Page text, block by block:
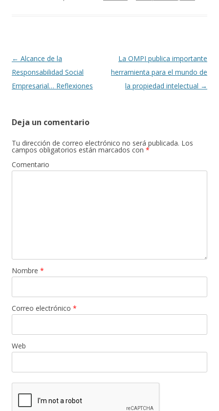
k
Navegación
de
entradas
← Alcance de la
Responsabilidad Social
Empresarial… Reflexiones
La OMPI publica importante
herramienta para el mundo de
la propiedad intelectual →
Deja un comentario
Tu dirección de correo electrónico no será publicada. Los
campos obligatorios están marcados con *
Comentario
Nombre *
Correo electrónico *
Web